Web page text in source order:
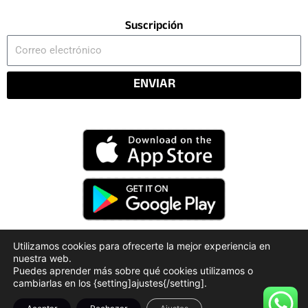
Suscripción
ENVIAR
Código Deontológico
Políticas de Privacidad
Utilizamos cookies para ofrecerte la mejor experiencia en
nuestra web.
Puedes aprender más sobre qué cookies utilizamos o
cambiarlas en los {setting]ajustes{/setting].